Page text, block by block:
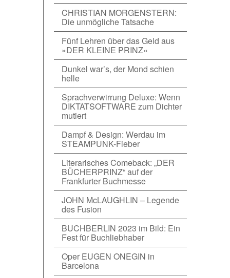
CHRISTIAN MORGENSTERN:
Die unmögliche Tatsache
Fünf Lehren über das Geld aus
»DER KLEINE PRINZ«
Dunkel war’s, der Mond schien
helle
Sprachverwirrung Deluxe: Wenn
DIKTATSOFTWARE zum Dichter
mutiert
Dampf & Design: Werdau im
STEAMPUNK-Fieber
Literarisches Comeback: „DER
BÜCHERPRINZ“ auf der
Frankfurter Buchmesse
JOHN McLAUGHLIN – Legende
des Fusion
BUCHBERLIN 2023 im Bild: Ein
Fest für Buchliebhaber
Oper EUGEN ONEGIN in
Barcelona